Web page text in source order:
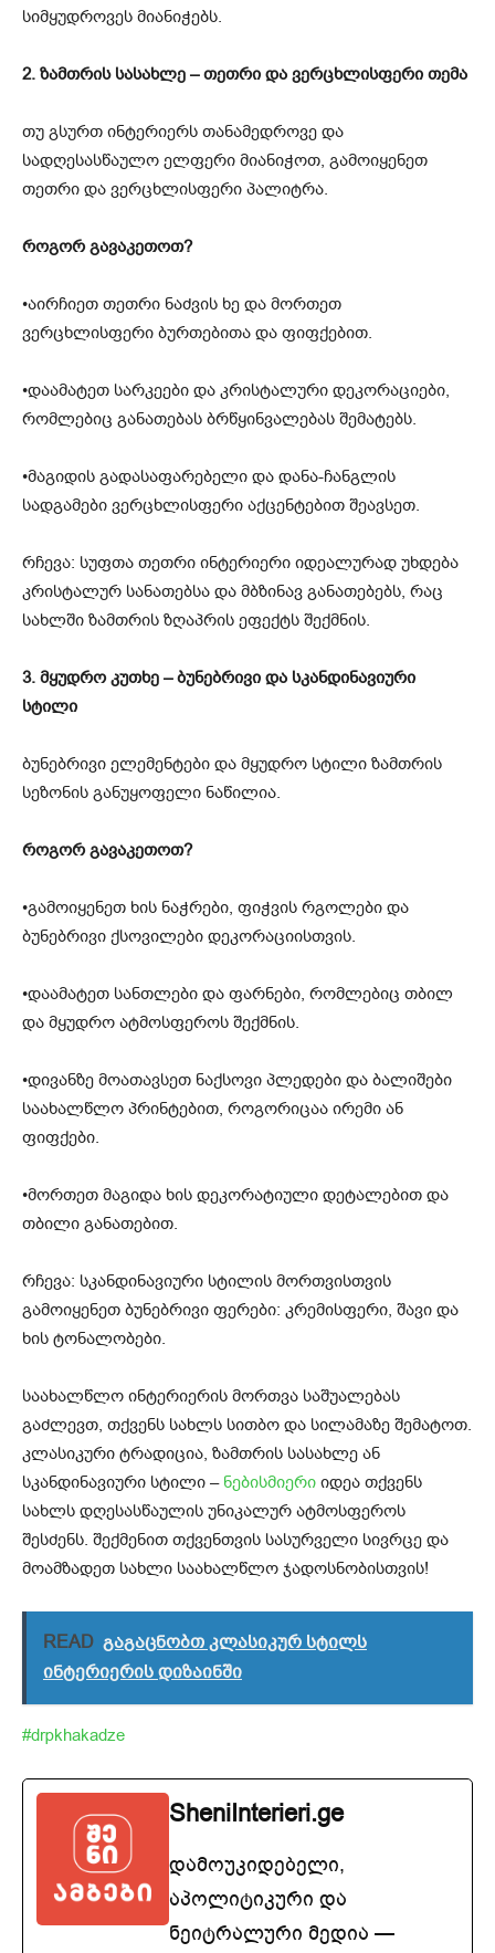
სიმყუდროვეს მიანიჭებს.
2. ზამთრის სასახლე – თეთრი და ვერცხლისფერი თემა
თუ გსურთ ინტერიერს თანამედროვე და
სადღესასწაულო ელფერი მიანიჭოთ, გამოიყენეთ
თეთრი და ვერცხლისფერი პალიტრა.
როგორ გავაკეთოთ?
•აირჩიეთ თეთრი ნაძვის ხე და მორთეთ
ვერცხლისფერი ბურთებითა და ფიფქებით.
•დაამატეთ სარკეები და კრისტალური დეკორაციები,
რომლებიც განათებას ბრწყინვალებას შემატებს.
•მაგიდის გადასაფარებელი და დანა-ჩანგლის
სადგამები ვერცხლისფერი აქცენტებით შეავსეთ.
რჩევა: სუფთა თეთრი ინტერიერი იდეალურად უხდება
კრისტალურ სანათებსა და მბზინავ განათებებს, რაც
სახლში ზამთრის ზღაპრის ეფექტს შექმნის.
3. მყუდრო კუთხე – ბუნებრივი და სკანდინავიური
სტილი
ბუნებრივი ელემენტები და მყუდრო სტილი ზამთრის
სეზონის განუყოფელი ნაწილია.
როგორ გავაკეთოთ?
•გამოიყენეთ ხის ნაჭრები, ფიჭვის რგოლები და
ბუნებრივი ქსოვილები დეკორაციისთვის.
•დაამატეთ სანთლები და ფარნები, რომლებიც თბილ
და მყუდრო ატმოსფეროს შექმნის.
•დივანზე მოათავსეთ ნაქსოვი პლედები და ბალიშები
საახალწლო პრინტებით, როგორიცაა ირემი ან
ფიფქები.
•მორთეთ მაგიდა ხის დეკორატიული დეტალებით და
თბილი განათებით.
რჩევა: სკანდინავიური სტილის მორთვისთვის
გამოიყენეთ ბუნებრივი ფერები: კრემისფერი, შავი და
ხის ტონალობები.
საახალწლო ინტერიერის მორთვა საშუალებას
გაძლევთ, თქვენს სახლს სითბო და სილამაზე შემატოთ.
კლასიკური ტრადიცია, ზამთრის სასახლე ან
სკანდინავიური სტილი – ნებისმიერი იდეა თქვენს
სახლს დღესასწაულის უნიკალურ ატმოსფეროს
შესძენს. შექმენით თქვენთვის სასურველი სივრცე და
მოამზადეთ სახლი საახალწლო ჯადოსნობისთვის!
READ გაგაცნობთ კლასიკურ სტილს
ინტერიერის დიზაინში
#drpkhakadze
SheniInterieri.ge
დამოუკიდებელი,
აპოლიტიკური და
ნეიტრალური მედია —